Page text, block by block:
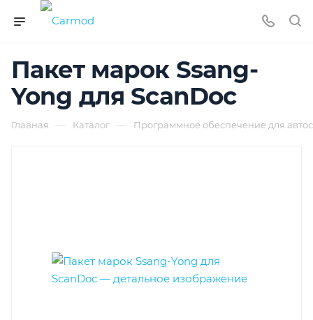
Пакет марок Ssang-
Yong для ScanDoc
Главная — Каталог — Программное обеспечение для